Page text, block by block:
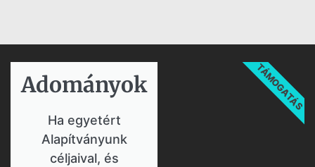
Adományok​
Ha egyetért
Alapítványunk
céljaival, és
TÁMOGATÁS